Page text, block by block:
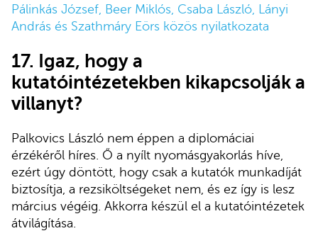
Pálinkás József, Beer Miklós, Csaba László, Lányi
András és Szathmáry Eörs közös nyilatkozata
17. Igaz, hogy a
kutatóintézetekben kikapcsolják a
villanyt?
Palkovics László nem éppen a diplomáciai
érzékéről híres. Ő a nyílt nyomásgyakorlás híve,
ezért úgy döntött, hogy csak a kutatók munkadíját
biztosítja, a rezsiköltségeket nem, és ez így is lesz
március végéig. Akkorra készül el a kutatóintézetek
átvilágítása.